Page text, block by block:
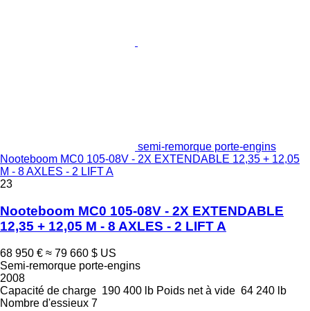
semi-remorque porte-engins
Nooteboom MC0 105-08V - 2X EXTENDABLE 12,35 + 12,05
M - 8 AXLES - 2 LIFT A
23
Nooteboom MC0 105-08V - 2X EXTENDABLE
12,35 + 12,05 M - 8 AXLES - 2 LIFT A
68 950 € ≈ 79 660 $ US
Semi-remorque porte-engins
2008
Capacité de charge 190 400 lb Poids net à vide 64 240 lb
Nombre d'essieux 7